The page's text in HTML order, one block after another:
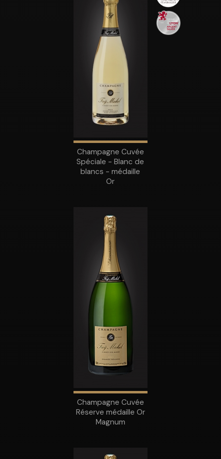
Champagne Cuvée
Spéciale - Blanc de
blancs - médaille
Or
Champagne Cuvée
Réserve médaille Or
Magnum